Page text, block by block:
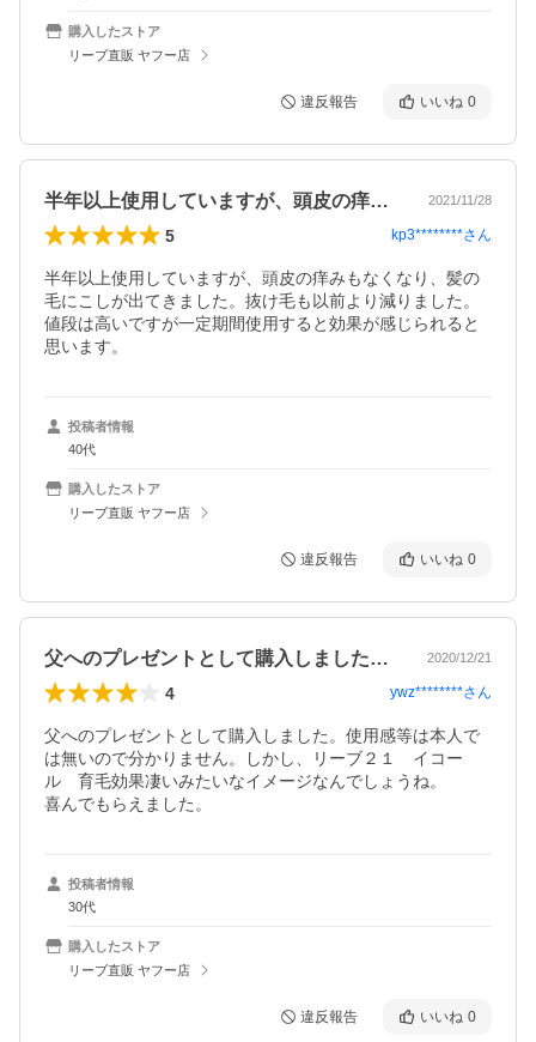
購入したストア
リーブ直販 ヤフー店
違反報告 いいね 0
半年以上使用していますが、頭皮の痒みも… 2021/11/28
5 kp3********さん
半年以上使用していますが、頭皮の痒みもなくなり、髪の
毛にこしが出てきました。抜け毛も以前より減りました。
値段は高いですが一定期間使用すると効果が感じられると
思います。
投稿者情報
40代
購入したストア
リーブ直販 ヤフー店
違反報告 いいね 0
父へのプレゼントとして購入しました。使… 2020/12/21
4 ywz********さん
父へのプレゼントとして購入しました。使用感等は本人で
は無いので分かりません。しかし、リーブ２１　イコー
ル　育毛効果凄いみたいなイメージなんでしょうね。
喜んでもらえました。
投稿者情報
30代
購入したストア
リーブ直販 ヤフー店
違反報告 いいね 0